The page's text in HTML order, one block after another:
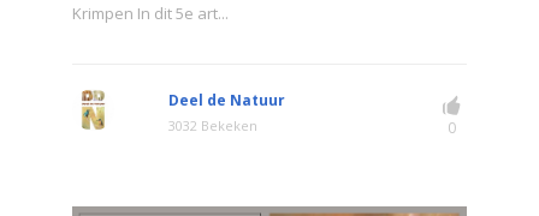
Krimpen In dit 5e art...
Deel de Natuur
3032 Bekeken 0